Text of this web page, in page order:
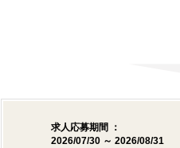
求人応募期間 ：
2026/07/30 ～ 2026/08/31